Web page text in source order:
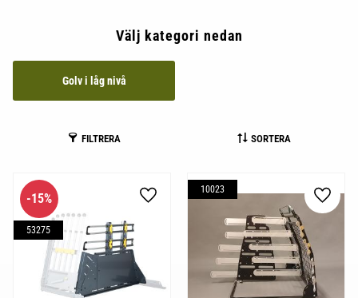
Välj kategori nedan
Golv i låg nivå
FILTRERA SORTERA
15%
53275
Lägg till i favoriter
10023
Lägg